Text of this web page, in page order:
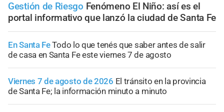
Gestión de Riesgo Fenómeno El Niño: así es el
portal informativo que lanzó la ciudad de Santa Fe
En Santa FeTodo lo que tenés que saber antes de salir
de casa en Santa Fe este viernes 7 de agosto
Viernes 7 de agosto de 2026 El tránsito en la provincia
de Santa Fe; la información minuto a minuto